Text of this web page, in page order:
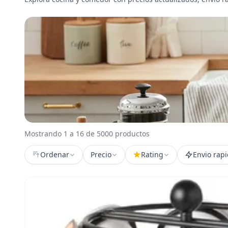
Mostrando 1 a 16 de 5000 productos
Ordenar Precio Rating Envio